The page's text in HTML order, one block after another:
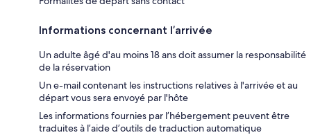
Informations concernant l’arrivée
Un adulte âgé d'au moins 18 ans doit assumer la responsabilité
de la réservation
Un e-mail contenant les instructions relatives à l'arrivée et au
départ vous sera envoyé par l'hôte
Les informations fournies par l’hébergement peuvent être
traduites à l’aide d’outils de traduction automatique